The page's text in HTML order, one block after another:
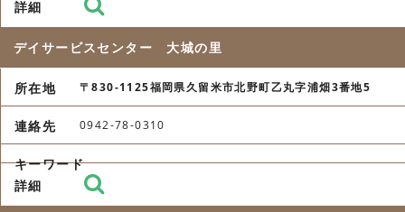
デイサービスセンター 大城の里
〒830-1125福岡県久留米市北野町乙丸字浦畑3番地5
0942-78-0310